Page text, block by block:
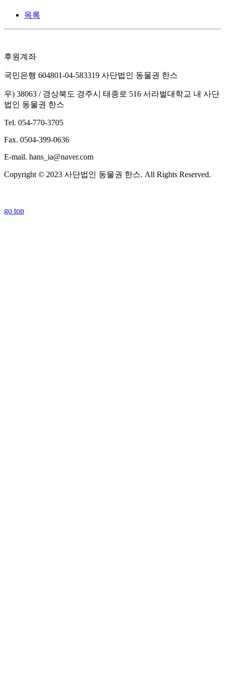
목록
후원계좌
국민은행 604801-04-583319 사단법인 동물권 한스
우) 38063 / 경상북도 경주시 태종로 516 서라벌대학교 내 사단
법인 동물권 한스
Tel. 054-770-3705
Fax. 0504-399-0636
E-mail. hans_ia@naver.com
Copyright © 2023 사단법인 동물권 한스. All Rights Reserved.
go top